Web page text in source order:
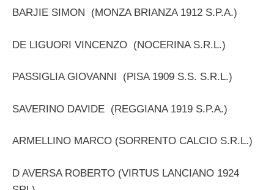
BARJIE SIMON (MONZA BRIANZA 1912 S.P.A.)
DE LIGUORI VINCENZO (NOCERINA S.R.L.)
PASSIGLIA GIOVANNI (PISA 1909 S.S. S.R.L.)
SAVERINO DAVIDE (REGGIANA 1919 S.P.A.)
ARMELLINO MARCO (SORRENTO CALCIO S.R.L.)
D AVERSA ROBERTO (VIRTUS LANCIANO 1924